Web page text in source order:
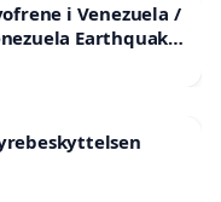
i Venezuela /
Earthquake